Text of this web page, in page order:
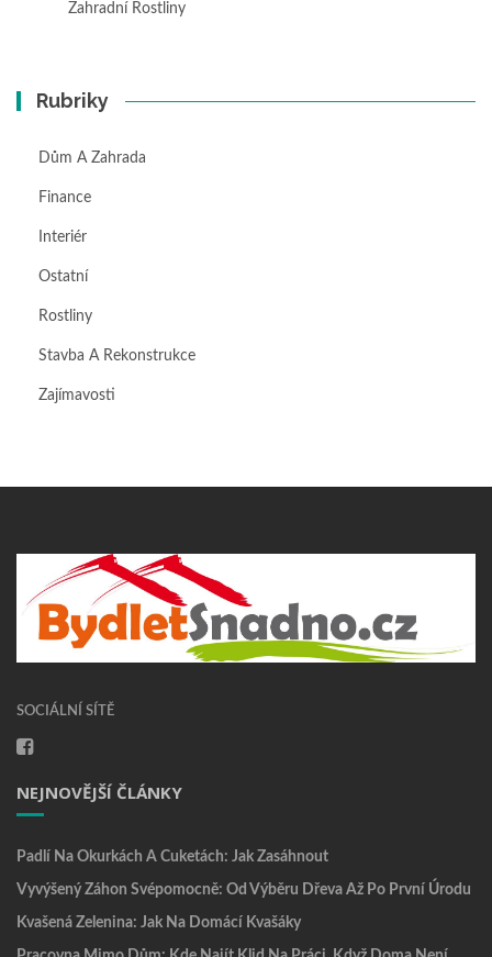
Zahradní Rostliny
Rubriky
Dům A Zahrada
Finance
Interiér
Ostatní
Rostliny
Stavba A Rekonstrukce
Zajímavosti
SOCIÁLNÍ SÍTĚ
NEJNOVĚJŠÍ ČLÁNKY
Padlí Na Okurkách A Cuketách: Jak Zasáhnout
Vyvýšený Záhon Svépomocně: Od Výběru Dřeva Až Po První Úrodu
Kvašená Zelenina: Jak Na Domácí Kvašáky